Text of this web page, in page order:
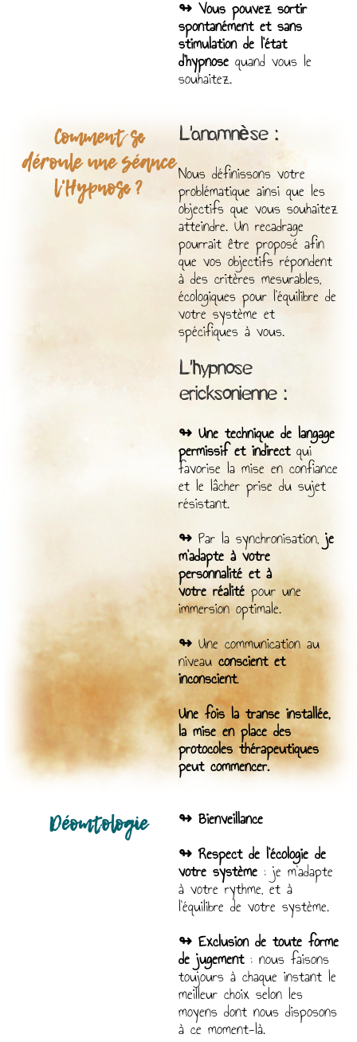
↬ Vous pouvez sortir
spontanément et sans
stimulation de l’état
d’hypnose quand vous le
souhaitez.
Comment se
déroule une séance
l'Hypnose ?
L’anamnèse :
Nous définissons votre
problématique ainsi que les
objectifs que vous souhaitez
atteindre. Un recadrage
pourrait être proposé afin
que vos objectifs répondent
à des critères mesurables,
écologiques pour l’équilibre de
votre système et
spécifiques à vous.
L’hypnose
ericksonienne :
↬ Une technique de langage
permissif et indirectqui
favorise la mise en confiance
et le lâcher prise du sujet
résistant.
↬ Par la synchronisation, je
m’adapte à votre
personnalité et à
votreréalitépour une
immersion optimale.
↬Une communication au
niveau conscient et
inconscient.
Une fois la transe installée,
la mise en place des
protocoles thérapeutiques
peut commencer.
Déomtologie
↬ Bienveillance
↬ Respect de l’écologie de
votre système : je m’adapte
à votre rythme, et à
l’équilibre de votre système.
↬ Exclusion de toute forme
de jugement: nous faisons
toujours à chaque instant le
meilleur choix selon les
moyens dont nous disposons
à ce moment-là.